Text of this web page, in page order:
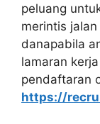
peluang
merintis
danapabila
lamaran
pendaftaran
https://